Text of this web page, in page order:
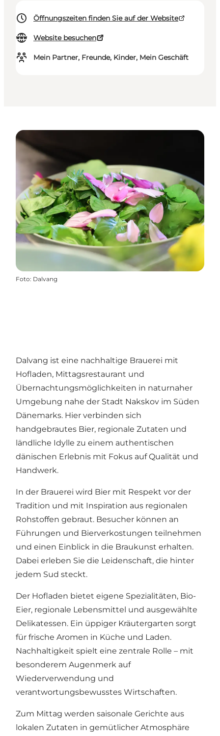
Öffnungszeiten finden Sie auf der Website
Website besuchen
Mein Partner, Freunde, Kinder, Mein Geschäft
Foto: Dalvang
Dalvang ist eine nachhaltige Brauerei mit
Hofladen, Mittagsrestaurant und
Übernachtungsmöglichkeiten in naturnaher
Umgebung nahe der Stadt Nakskov im Süden
Dänemarks. Hier verbinden sich
handgebrautes Bier, regionale Zutaten und
ländliche Idylle zu einem authentischen
dänischen Erlebnis mit Fokus auf Qualität und
Handwerk.
In der Brauerei wird Bier mit Respekt vor der
Tradition und mit Inspiration aus regionalen
Rohstoffen gebraut. Besucher können an
Führungen und Bierverkostungen teilnehmen
und einen Einblick in die Braukunst erhalten.
Dabei erleben Sie die Leidenschaft, die hinter
jedem Sud steckt.
Der Hofladen bietet eigene Spezialitäten, Bio-
Eier, regionale Lebensmittel und ausgewählte
Delikatessen. Ein üppiger Kräutergarten sorgt
für frische Aromen in Küche und Laden.
Nachhaltigkeit spielt eine zentrale Rolle – mit
besonderem Augenmerk auf
Wiederverwendung und
verantwortungsbewusstes Wirtschaften.
Zum Mittag werden saisonale Gerichte aus
lokalen Zutaten in gemütlicher Atmosphäre